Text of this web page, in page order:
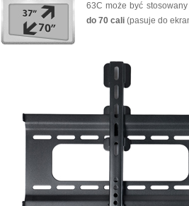
63C może być
do 70 cali (pasuje do